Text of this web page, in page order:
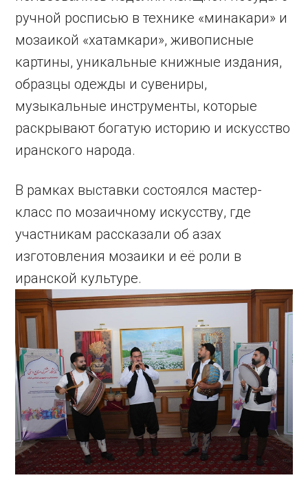
ручной росписью в технике «минакари» и
мозаикой «хатамкари», живописные
картины, уникальные книжные издания,
образцы одежды и сувениры,
музыкальные инструменты, которые
раскрывают богатую историю и искусство
иранского народа.
В рамках выставки состоялся мастер-
класс по мозаичному искусству, где
участникам рассказали об азах
изготовления мозаики и её роли в
иранской культуре.